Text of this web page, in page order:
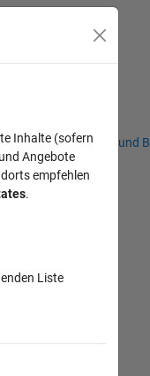
Studierende und
Inhalte (sofern
Angebote
empfehlen
.
Liste